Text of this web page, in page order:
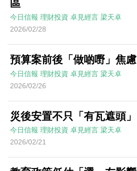
區
今日信報 理財投資 卓見經言 梁天卓
2026/02/28
預算案前後「做啲嘢」焦慮
今日信報 理財投資 卓見經言 梁天卓
2026/02/26
災後安置不只「有瓦遮頭」
今日信報 理財投資 卓見經言 梁天卓
2026/02/21